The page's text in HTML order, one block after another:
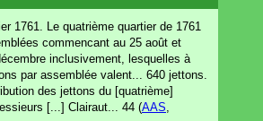
1761. Le quatrième quartier de 1761
commencant au 25 août et
inclusivement, lesquelles à
par assemblée valent... 640 jettons.
des jettons du [quatrième]
[...] Clairaut... 44 (AAS